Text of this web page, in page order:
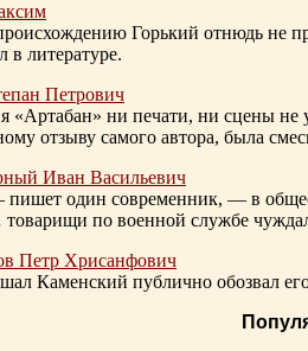
Горький отнюдь не
в литературе.
Петрович
«Артабан» ни печати, ни сцены
отзыву самого автора, была
Иван Васильевич
один современник, — в
по военной службе
Петр Хрисанфович
Каменский публично обозвал